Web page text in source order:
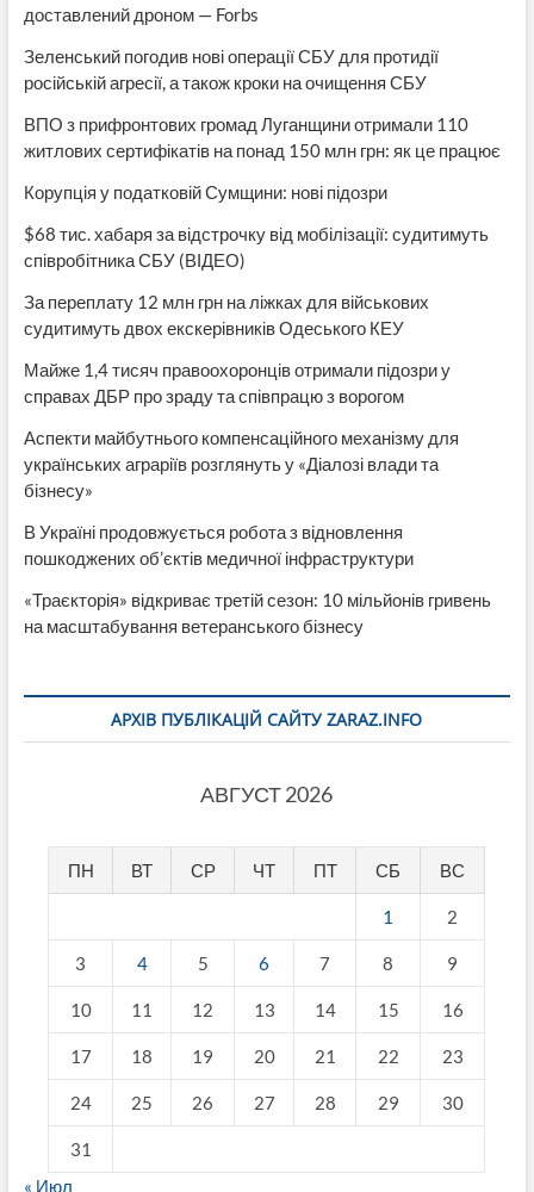
доставлений дроном — Forbs
Зеленський погодив нові операції СБУ для протидії
російській агресії, а також кроки на очищення СБУ
ВПО з прифронтових громад Луганщини отримали 110
житлових сертифікатів на понад 150 млн грн: як це працює
Корупція у податковій Сумщини: нові підозри
$68 тис. хабаря за відстрочку від мобілізації: судитимуть
співробітника СБУ (ВІДЕО)
За переплату 12 млн грн на ліжках для військових
судитимуть двох екскерівників Одеського КЕУ
Майже 1,4 тисяч правоохоронців отримали підозри у
справах ДБР про зраду та співпрацю з ворогом
Аспекти майбутнього компенсаційного механізму для
українських аграріїв розглянуть у «Діалозі влади та
бізнесу»
В Україні продовжується робота з відновлення
пошкоджених об’єктів медичної інфраструктури
«Траєкторія» відкриває третій сезон: 10 мільйонів гривень
на масштабування ветеранського бізнесу
АРХІВ ПУБЛІКАЦІЙ САЙТУ ZARAZ.INFO
АВГУСТ 2026
ПН ВТ СР ЧТ ПТ СБ ВС
1 2
3 4 5 6 7 8 9
10 11 12 13 14 15 16
17 18 19 20 21 22 23
24 25 26 27 28 29 30
31
« Июл